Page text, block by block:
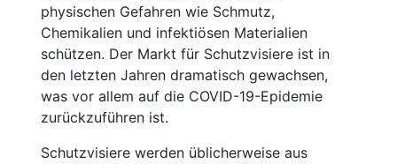
physischen Gefahren wie Schmutz,
Chemikalien und infektiösen Materialien
schützen. Der Markt für Schutzvisiere ist in
den letzten Jahren dramatisch gewachsen,
was vor allem auf die COVID-19-Epidemie
zurückzuführen ist.
Schutzvisiere werden üblicherweise aus